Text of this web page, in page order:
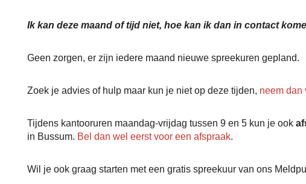
Ik kan deze maand of tijd niet, hoe kan ik dan in contact
Geen zorgen, er zijn iedere maand nieuwe spreekuren gepland.
Zoek je advies of hulp maar kun je niet op deze tijden, neem dan
Tijdens kantooruren maandag-vrijdag tussen 9 en 5 kun je ook
in Bussum. Bel dan wel eerst voor een afspraak.
Wil je ook graag starten met een gratis spreekuur van ons